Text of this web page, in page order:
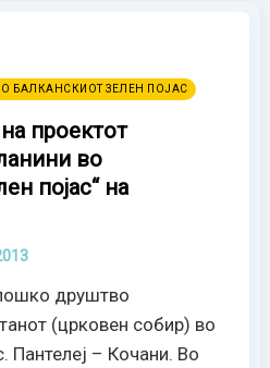
БАЛКАНСКИОТ ЗЕЛЕН ПОЈАС
проектот
во
појас“ на
друштво
(црковен собир) во
Пантелеј – Кочани. Во